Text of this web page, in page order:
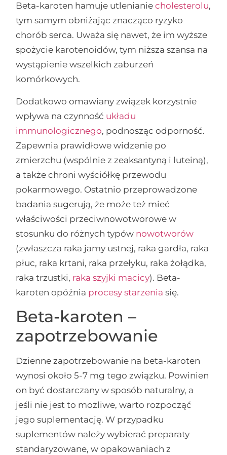
Beta-karoten hamuje utlenianiecholesterolu,
tym samym obniżając znacząco ryzyko
chorób serca. Uważa się nawet, że im wyższe
spożycie karotenoidów, tym niższa szansa na
wystąpienie wszelkich zaburzeń
komórkowych.
Dodatkowo omawiany związek korzystnie
wpływa na czynność układu
immunologicznego, podnosząc odporność.
Zapewnia prawidłowe widzenie po
zmierzchu (wspólnie z zeaksantyną i luteiną),
a także chroni wyściółkę przewodu
pokarmowego. Ostatnio przeprowadzone
badania sugerują, że może też mieć
właściwości przeciwnowotworowe w
stosunku do różnych typów nowotworów
(zwłaszcza raka jamy ustnej, raka gardła, raka
płuc, raka krtani, raka przełyku, raka żołądka,
raka trzustki, raka szyjki macicy). Beta-
karoten opóźnia procesy starzenia się.
Beta-karoten –
zapotrzebowanie
Dzienne zapotrzebowanie na beta-karoten
wynosi około 5-7 mg tego związku. Powinien
on być dostarczany w sposób naturalny, a
jeśli nie jest to możliwe, warto rozpocząć
jego suplementację. W przypadku
suplementów należy wybierać preparaty
standaryzowane, w opakowaniach z